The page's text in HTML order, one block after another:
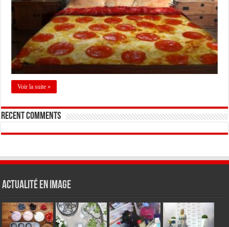
Voir la suite »
Recent Comments
Actualité en Image